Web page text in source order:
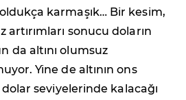
karmaşık… Bir kesim,
artırımları sonucu doların
da altını olumsuz
Yine de altının ons
dolar seviyelerinde kalacağı